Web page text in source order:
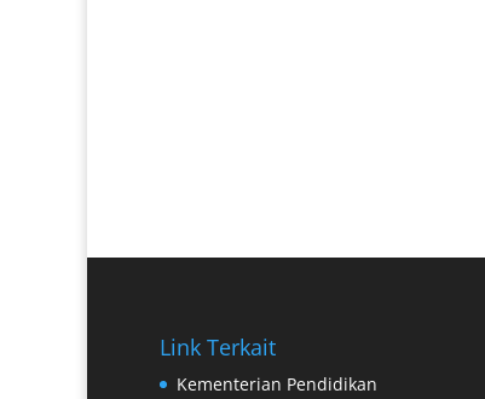
Link Terkait
Kementerian Pendidikan